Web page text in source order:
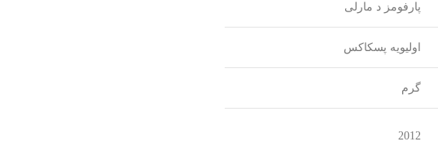
پارفومز د مارلی
اولیویه پسکاکس
گرم
2012